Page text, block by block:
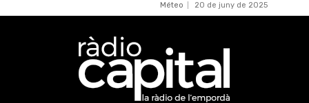
Méteo 20 de juny de 2025